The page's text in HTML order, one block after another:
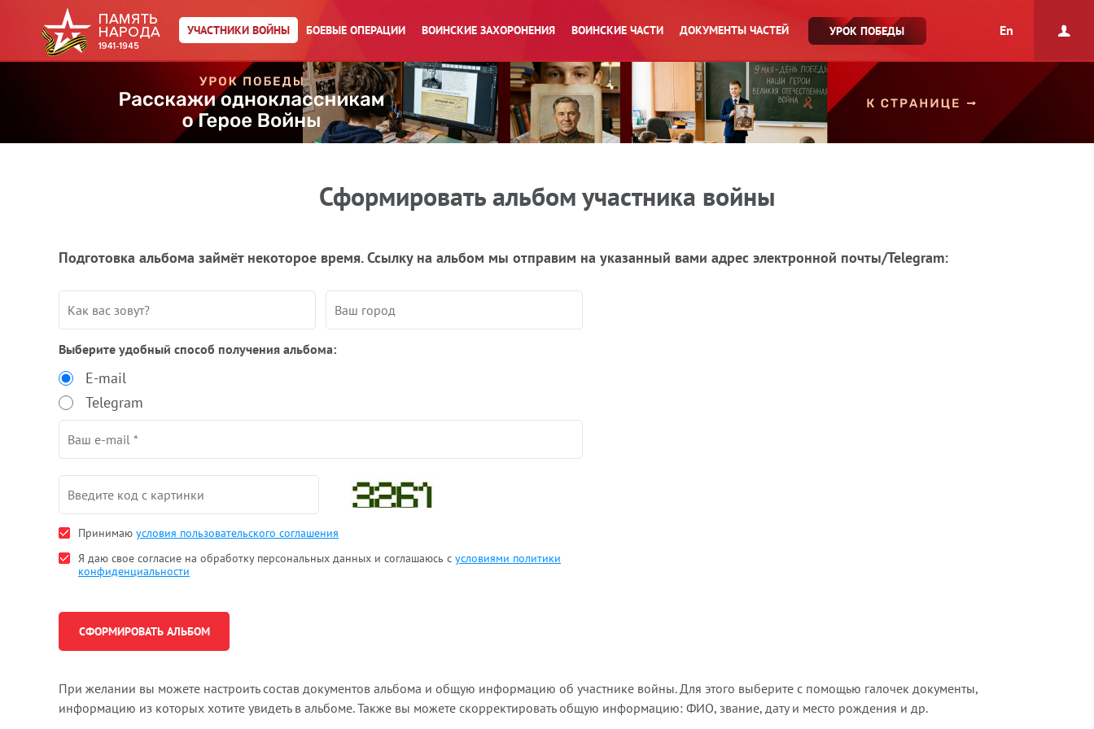
УЧАСТНИКИ ВОЙНЫ БОЕВЫЕ ОПЕРАЦИИ ВОИНСКИЕ ЗАХОРОНЕНИЯ ВОИНСКИЕ ЧАСТИ ДОКУМЕНТЫ ЧАСТЕЙ УРОК ПОБЕДЫ En
Сформировать альбом участника войны
Подготовка альбома займёт некоторое время. Ссылку на альбом мы отправим на указанный вами адрес электронной почты/Telegram:
Выберите удобный способ получения альбома:
E-mail
Telegram
Принимаю условия пользовательского соглашения
Я даю свое согласие на обработку персональных данных и соглашаюсь с условиями политики
конфиденциальности
При желании вы можете настроить состав документов альбома и общую информацию об участнике войны. Для этого выберите с помощью галочек документы,
информацию из которых хотите увидеть в альбоме. Также вы можете скорректировать общую информацию: ФИО, звание, дату и место рождения и др.